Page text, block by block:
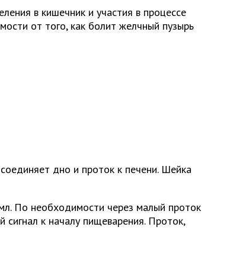
в кишечник и участия в процессе
от того, как болит желчный пузырь
дно и проток к печени. Шейка
По необходимости через малый проток
сигнал к началу пищеварения. Проток,